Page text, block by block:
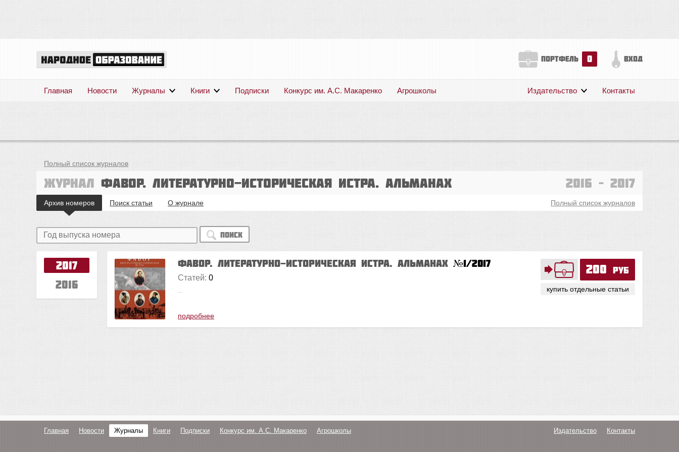
портфель 0 вход
Главная Новости Журналы Книги Подписки Конкурс им. А.С. Макаренко Агрошколы
Поддержка
Издательство Контакты
Полный список журналов
Журнал Фавор. Литературно-историческая Истра. Альманах 2016 – 2017
Полный список журналов
Архив номеров Поиск статьи О журнале
Поиск
2017
2016
200 руб
купить отдельные статьи
Фавор. Литературно-историческая Истра. Альманах №1/2017
Статей: 0
подробнее
Главная Новости Журналы Книги Подписки Конкурс им. А.С. Макаренко Агрошколы Издательство Контакты